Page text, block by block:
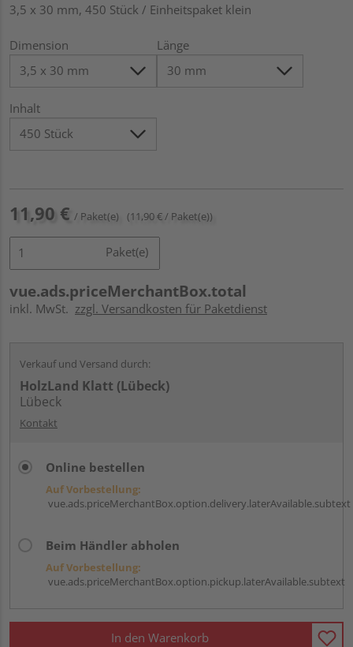
3,5 x 30 mm, 450 Stück / Einheitspaket klein
Dimension Länge
Inhalt
11,90 € / Paket(e) (11,90 € / Paket(e))
Paket(e)
vue.ads.priceMerchantBox.total
inkl. MwSt. zzgl. Versandkosten für Paketdienst
Verkauf und Versand durch:
HolzLand Klatt (Lübeck)
Lübeck
Kontakt
Online bestellen
Auf Vorbestellung:
vue.ads.priceMerchantBox.option.delivery.laterAvailable.subtext
Beim Händler abholen
Auf Vorbestellung:
vue.ads.priceMerchantBox.option.pickup.laterAvailable.subtext
In den Warenkorb